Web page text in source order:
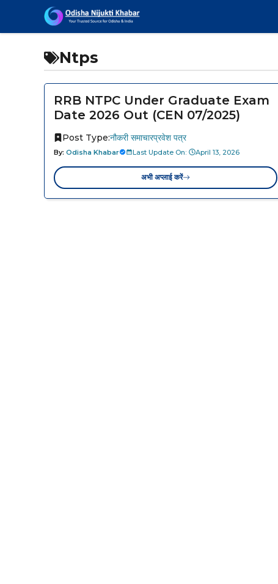
content
Ntps
RRB NTPC Under Graduate Exam
Date 2026 Out (CEN 07/2025)
Post Type:नौकरी समाचारप्रवेश पत्र
By: Odisha Khabar Last Update On: April 13, 2026
अभी अप्लाई करें